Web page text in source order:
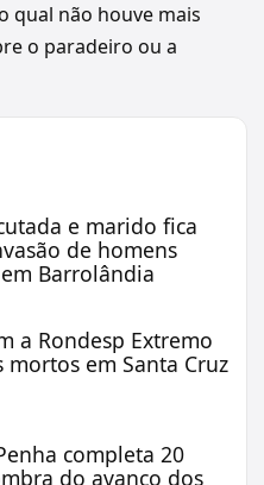
qual não houve mais
o paradeiro ou a
e marido fica
de homens
Barrolândia
a Rondesp Extremo
mortos em Santa Cruz
completa 20
do avanço dos